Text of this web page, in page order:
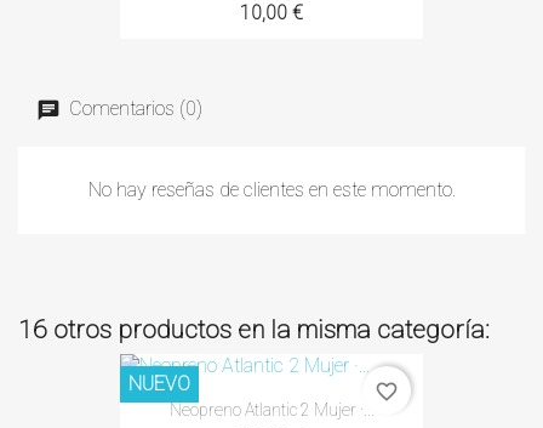
10,00 €
Comentarios (0)
No hay reseñas de clientes en este momento.
16 otros productos en la misma categoría:
Neopreno Atlantic 2 Mujer ·...
NUEVO favorite_border